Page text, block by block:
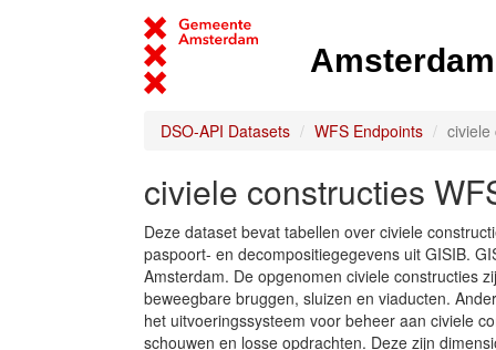
DSO-API Datasets WFS Endpoints civiele
civiele constructies
Deze dataset bevat tabellen over civiele
paspoort- en decompositiegegevens uit GISIB.
Amsterdam. De opgenomen civiele constructies
beweegbare bruggen, sluizen en viaducten.
het uitvoeringssysteem voor beheer aan civiele
schouwen en losse opdrachten. Deze zijn